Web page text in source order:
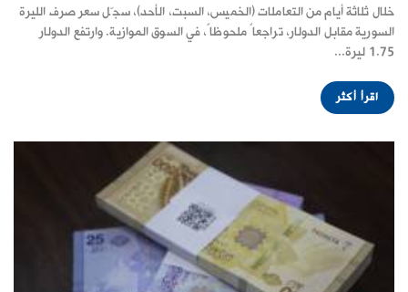
خلال ثلاثة أيام من التعاملات (الخميس، السبت، الأحد)، سجّل سعر صرف الليرة
السورية مقابل الدولار، تراجعاً ملحوظاً، في السوق الموازية. وارتفع الدولار
1.75 ليرة...
اقرأ أكثر